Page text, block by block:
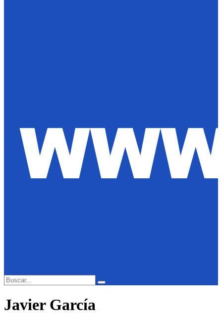
Search
for:
Search
Javier García